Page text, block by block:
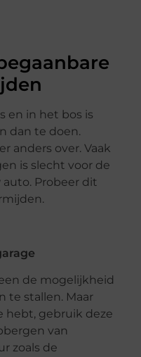
en in het bos is
dan te doen.
anders over. Vaak
is slecht voor de
Probeer dit
de mogelijkheid
te stallen. Maar
hebt, gebruik deze
van
zoals de